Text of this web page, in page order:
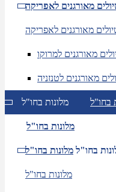
מאורגנים לאפריקה
מאורגנים לאפריקה
מאורגנים למרוקו
מאורגנים לטנזניה
מלונות בחו"ל בחו"ל
מלונות בחו"ל
בחו"ל מלונות בחו"ל
מלונות בחו"ל